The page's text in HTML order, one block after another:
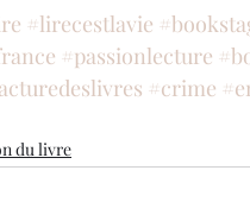
#lirecestlavie
#passionlecture
#crime
du livre